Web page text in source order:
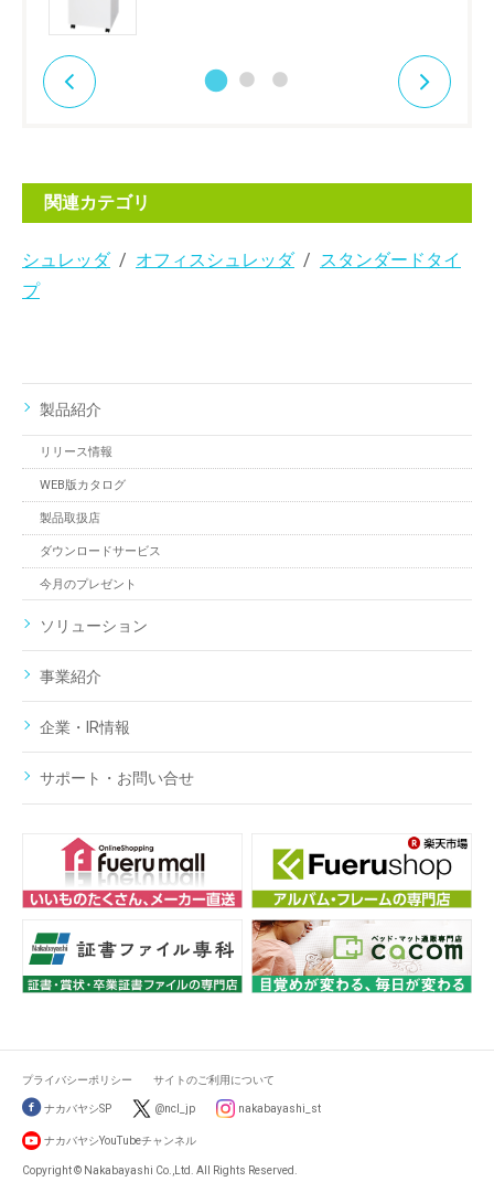
関連カテゴリ
シュレッダ オフィスシュレッダ
スタンダードタイ
プ
製品紹介
リリース情報
WEB版カタログ
製品取扱店
ダウンロードサービス
今月のプレゼント
ソリューション
事業紹介
企業・IR情報
サポート・お問い合せ
プライバシーポリシー サイトのご利用について
ナカバヤシSP @ncl_jp nakabayashi_st
ナカバヤシYouTubeチャンネル
Copyright © Nakabayashi Co.,Ltd. All Rights Reserved.